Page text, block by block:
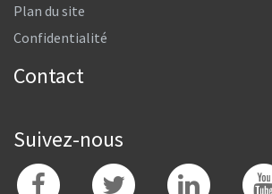
Plan du site
Confidentialité
Contact
Suivez-nous